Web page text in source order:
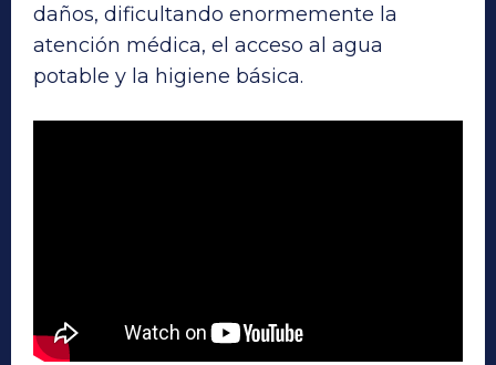
daños, dificultando enormemente la
atención médica, el acceso al agua
potable y la higiene básica.